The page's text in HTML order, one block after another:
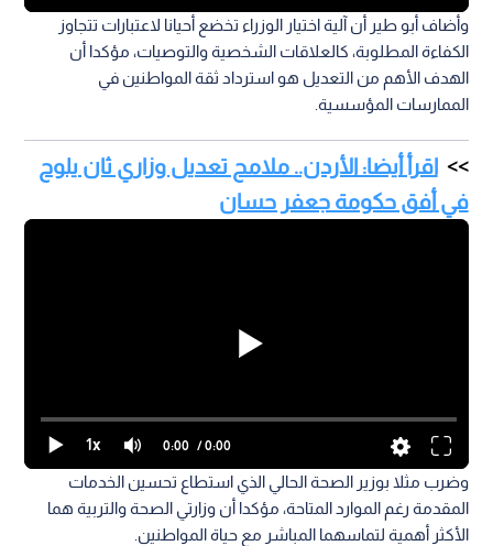
وأضاف أبو طير أن آلية اختيار الوزراء تخضع أحيانا لاعتبارات تتجاوز
الكفاءة المطلوبة، كالعلاقات الشخصية والتوصيات، مؤكدا أن
الهدف الأهم من التعديل هو استرداد ثقة المواطنين في
الممارسات المؤسسية.
اقرأ أيضا: الأردن.. ملامح تعديل وزاري ثان يلوح
في أفق حكومة جعفر حسان
1x 0:00 / 0:00
وضرب مثلا بوزير الصحة الحالي الذي استطاع تحسين الخدمات
المقدمة رغم الموارد المتاحة، مؤكدا أن وزارتي الصحة والتربية هما
الأكثر أهمية لتماسهما المباشر مع حياة المواطنين.